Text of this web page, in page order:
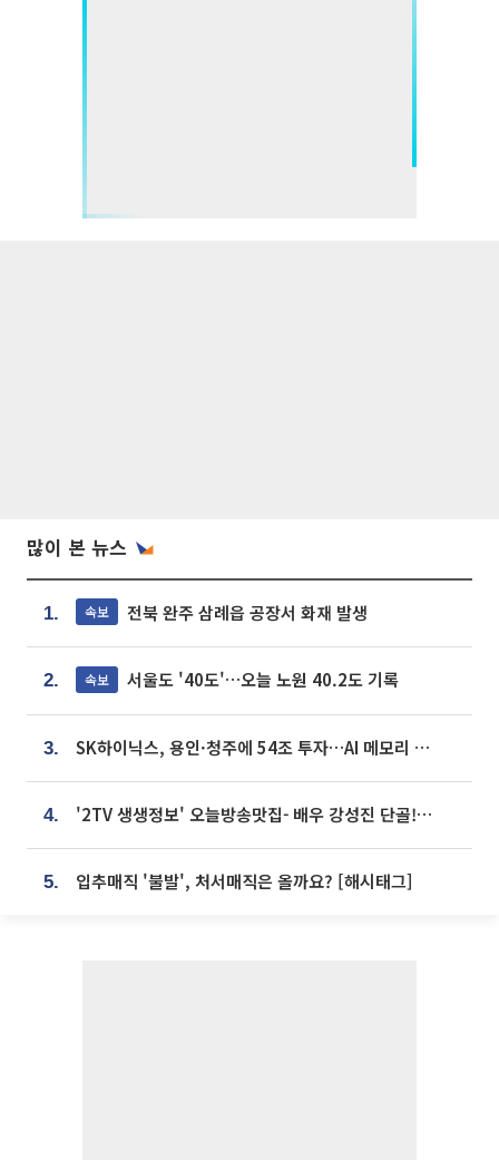
많이 본 뉴스
1. 속보 전북 완주 삼례읍 공장서 화재 발생
2. 속보 서울도 '40도'…오늘 노원 40.2도 기록
3. SK하이닉스, 용인·청주에 54조 투자…AI 메모리 생산기지 키운다
4. '2TV 생생정보' 오늘방송맛집- 배우 강성진 단골! 쌀국수ㆍ푸팟퐁 커리 맛집 '블○○○'
5. 입추매직 '불발', 처서매직은 올까요? [해시태그]